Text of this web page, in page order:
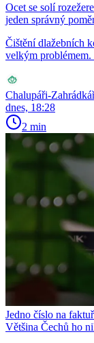
Ocet se solí
jeden správný
Čištění dlažebních
velkým problémem.
Chalupáři-
dnes, 18:28
2 min
Jedno číslo na
Většina Čechů ho